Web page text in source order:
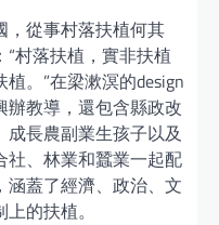
，從事村落扶植何其
村落扶植，實非扶植
。”在梁漱溟的design
教導，還包含縣政改
長農副業生孩子以及
社、林業和蠶業一起配
蓋了經濟、政治、文
的扶植。